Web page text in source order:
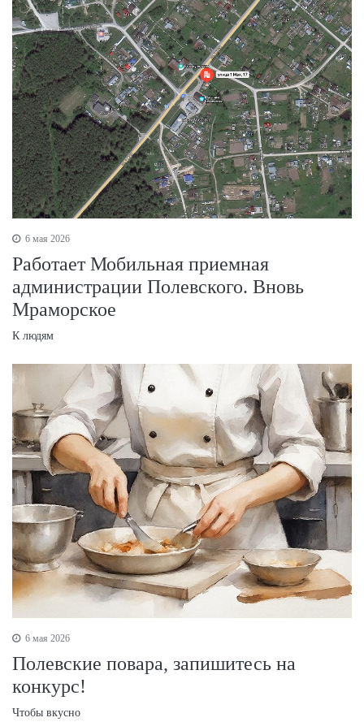
6 мая 2026
Работает Мобильная приемная
администрации Полевского. Вновь
Мраморское
К людям
6 мая 2026
Полевские повара, запишитесь на
конкурс!
Чтобы вкусно